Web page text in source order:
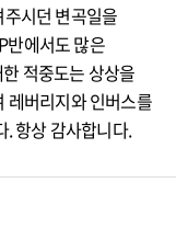
시던 변곡일을
반에서도 많은
적중도는 상상을
레버리지와 인버스를
. 항상 감사합니다.